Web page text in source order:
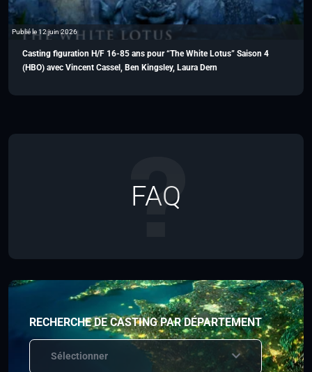
Publié le 12 juin 2026
Casting figuration H/F 16-85 ans pour “The White Lotus” Saison 4
(HBO) avec Vincent Cassel, Ben Kingsley, Laura Dern
FAQ
RECHERCHE DE CASTING PAR DÉPARTEMENT
Sélectionner